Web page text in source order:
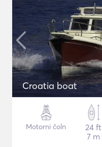
Croatia boat
Motorni čoln
24 ft
7 m